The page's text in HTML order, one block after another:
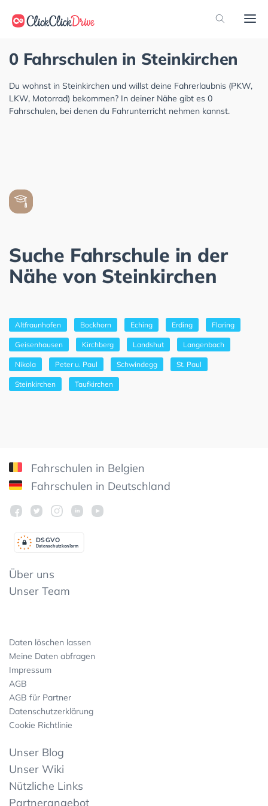
0 Fahrschulen in Steinkirchen
Du wohnst in Steinkirchen und willst deine Fahrerlaubnis (PKW,
LKW, Motorrad) bekommen? In deiner Nähe gibt es 0
Fahrschulen, bei denen du Fahrunterricht nehmen kannst.
Suche Fahrschule in der
Nähe von Steinkirchen
Altfraunhofen Bockhorn Eching Erding Flaring
Geisenhausen Kirchberg Landshut Langenbach
Nikola Peter u. Paul Schwindegg St. Paul
Steinkirchen Taufkirchen
Fahrschulen in Belgien
Fahrschulen in Deutschland
Datenschutzkonform
DSGVO
Über uns
Unser Team
Daten löschen lassen
Meine Daten abfragen
Impressum
AGB
AGB für Partner
Datenschutzerklärung
Cookie Richtlinie
Unser Blog
Unser Wiki
Nützliche Links
Partnerangebot